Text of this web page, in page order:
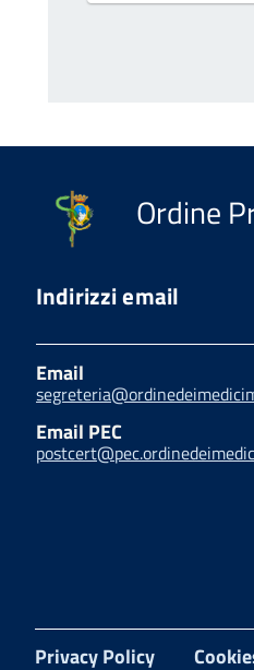
Ordine
Indirizzi email
Email
Email PEC
Privacy Policy